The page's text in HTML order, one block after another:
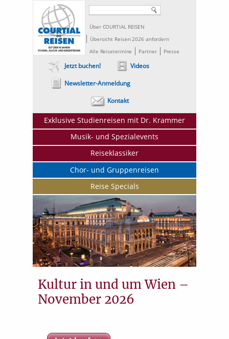
Chor- und Gruppenreisen
Reise Specials
Über COURTIAL REISEN
Übersicht Reisen 2026 anfordern
Alle Reisetermine
Partner Presse
Jetzt buchen!
Videos
Newsletter-Anmeldung
Kontakt
Exklusive Studienreisen mit Dr. Krammer
Musik- und Spezialevents
Reiseklassiker
Kultur in und um Wien –
November 2026